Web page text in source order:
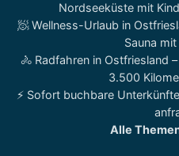
Nordseeküste mit
🧖 Wellness-Urlaub in
Sauna
🚴 Radfahren in Ostfriesland
3.500
⚡ Sofort buchbare
Alle